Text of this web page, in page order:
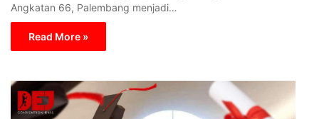
Angkatan 66, Palembang menjadi…
Read More »